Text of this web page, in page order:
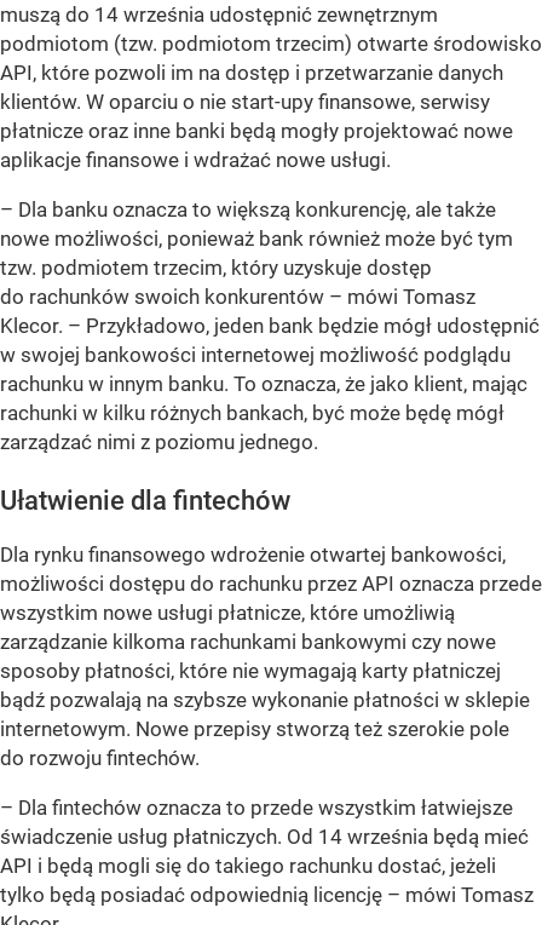
muszą do 14 września udostępnić zewnętrznym
podmiotom (tzw. podmiotom trzecim) otwarte środowisko
API, które pozwoli im na dostęp i przetwarzanie danych
klientów. W oparciu o nie start-upy finansowe, serwisy
płatnicze oraz inne banki będą mogły projektować nowe
aplikacje finansowe i wdrażać nowe usługi.
– Dla banku oznacza to większą konkurencję, ale także
nowe możliwości, ponieważ bank również może być tym
tzw. podmiotem trzecim, który uzyskuje dostęp
do rachunków swoich konkurentów – mówi Tomasz
Klecor. – Przykładowo, jeden bank będzie mógł udostępnić
w swojej bankowości internetowej możliwość podglądu
rachunku w innym banku. To oznacza, że jako klient, mając
rachunki w kilku różnych bankach, być może będę mógł
zarządzać nimi z poziomu jednego.
Ułatwienie dla fintechów
Dla rynku finansowego wdrożenie otwartej bankowości,
możliwości dostępu do rachunku przez API oznacza przede
wszystkim nowe usługi płatnicze, które umożliwią
zarządzanie kilkoma rachunkami bankowymi czy nowe
sposoby płatności, które nie wymagają karty płatniczej
bądź pozwalają na szybsze wykonanie płatności w sklepie
internetowym. Nowe przepisy stworzą też szerokie pole
do rozwoju fintechów.
– Dla fintechów oznacza to przede wszystkim łatwiejsze
świadczenie usług płatniczych. Od 14 września będą mieć
API i będą mogli się do takiego rachunku dostać, jeżeli
tylko będą posiadać odpowiednią licencję – mówi Tomasz